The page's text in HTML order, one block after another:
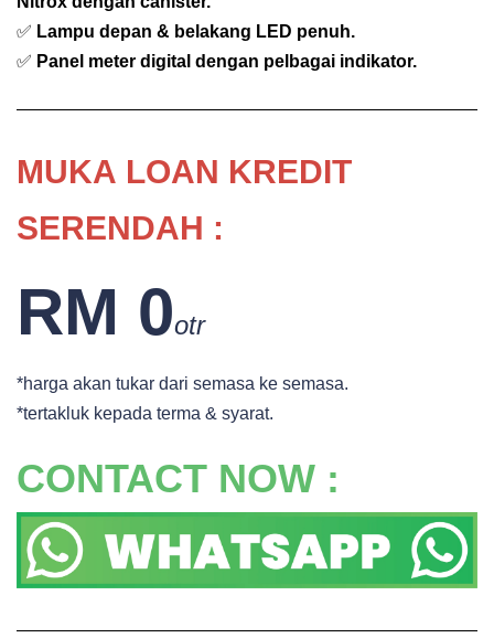
✅ Lampu depan & belakang LED penuh.
✅ Panel meter digital dengan pelbagai indikator.
MUKA LOAN KREDIT
SERENDAH :
RM 0otr
*harga akan tukar dari semasa ke semasa.
*tertakluk kepada terma & syarat.
CONTACT NOW :